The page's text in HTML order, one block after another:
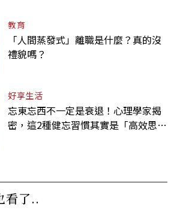
教育
「人間蒸發式」離職是什麼？真的沒
禮貌嗎？
好享生活
忘東忘西不一定是衰退！心理學家揭
密，這2種健忘習慣其實是「高效思
看了..